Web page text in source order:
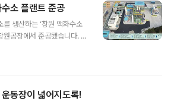
소 플랜트 준공
생산하는 ‘창원 액화수소
원공장에서 준공됐습니다. 여
전소 등에 공급합니다. 액화
니다. 정부는 규제샌드박스
동장이 넓어지도록!